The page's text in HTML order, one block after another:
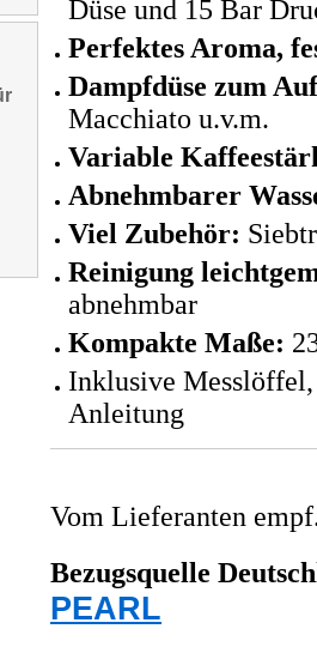
Düse und 15 Bar
Perfektes Aroma,
Dampfdüse zum
Macchiato u.v.m.
Variable
Abnehmbarer
Viel Zubehör:
Reinigung
abnehmbar
Kompakte Maße:
Inklusive Messlöffel,
Anleitung
Vom Lieferanten
Bezugsquelle
PEARL